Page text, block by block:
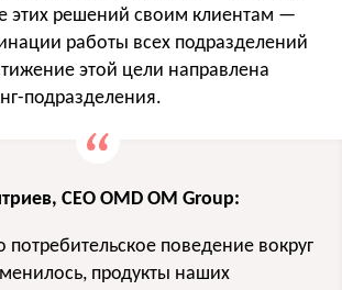
этих решений своим клиентам —
работы всех подразделений
этой цели направлена
подразделения.
СЕО OMD OM Group:
поведение вокруг
продукты наших